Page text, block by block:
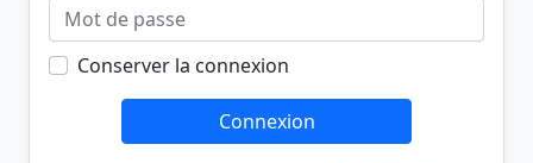
Conserver la connexion
Connexion